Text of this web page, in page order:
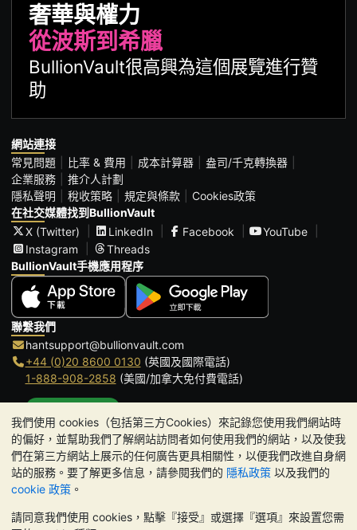
我們使用 cookies（包括第三方Cookies）來記錄您使用我們網站時
的偏好，並幫助我們了解網站訪問者如何使用我們的網站，以及使我
們在第三方網站上展示的任何廣告更具相關性，以便我們改進自身網
站的服務。要了解更多信息，請參閱我們的 隱私政策 以及我們的
cookie 政策 。
請同意我們使用 cookies，點擊『接受』或選擇『選項』來設置您需
奢華與權力
從波斯到希臘
BullionVault很高興為這個展覽進行贊
助
網站連接
常見問題
比率 & 費用 成本計算器
盎司/千克轉換器
企業服務
推介人計劃
隱私聲明
稅收策略 規定與條款
Cookies政策
在社交媒體找到BullionVault
X (Twitter)
LinkedIn Facebook
YouTube
Instagram
Threads
BullionVault手機應用程序
聯繫我們
hantsupport@bullionvault.com
+44 (0)20 8600 0130 (英國及國際電話)
1-888-908-2858 (美國/加拿大免付費電話)
辦公時間:
9am to 8:30pm (英國時間), 周一至周五
Galmarley Ltd T/A BullionVault
3 Shortlands (7th Floor)
London